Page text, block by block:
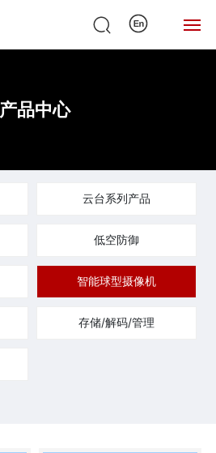
产品中心
云台系列产品
低空防御
智能球型摄像机
存储/解码/管理